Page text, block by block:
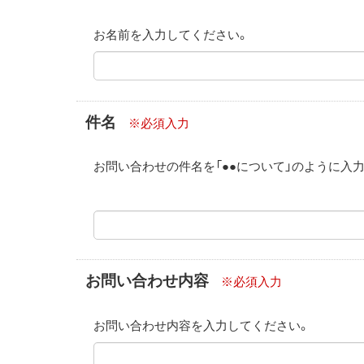
お名前を入力してください。
件名 ※必須入力
お問い合わせの件名を「●●について」のように入
お問い合わせ内容 ※必須入力
お問い合わせ内容を入力してください。